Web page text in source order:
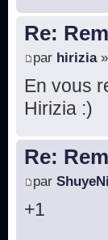
Re:
par hirizia»
En vous
Hirizia :)
Re:
par
+1